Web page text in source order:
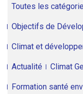
Toutes les
Objectifs de
Climat et
Actualité Climat
Formation santé